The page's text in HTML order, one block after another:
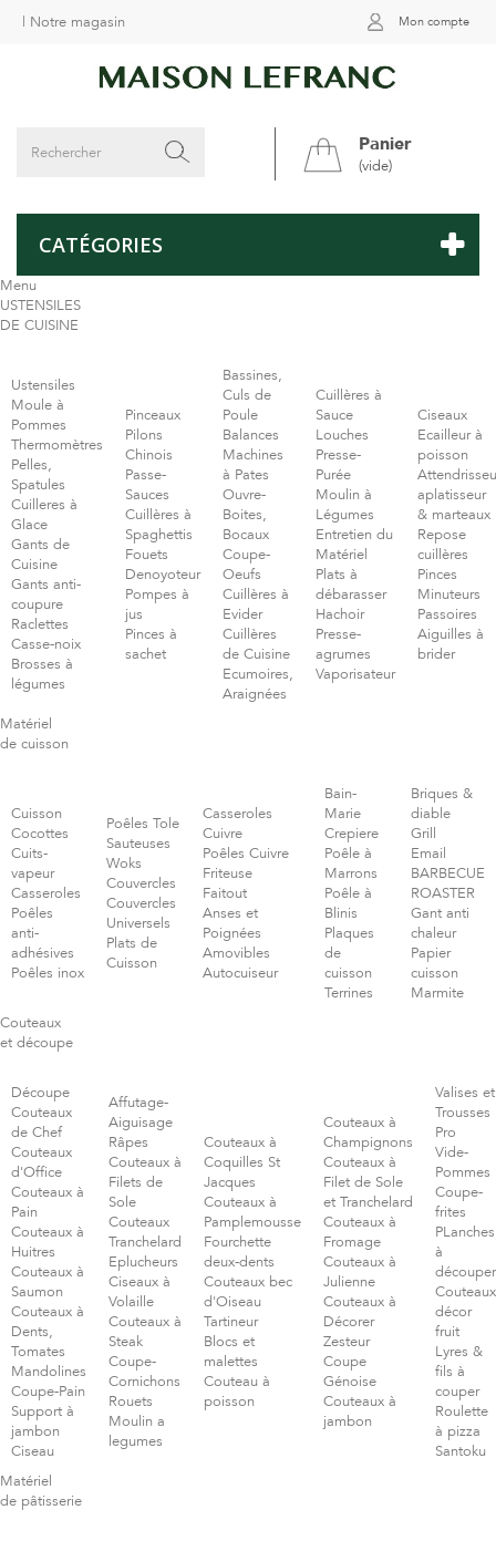
Mon compte
Notre magasin
Panier
(vide)
CATÉGORIES
Menu
USTENSILES
DE CUISINE
Ustensiles
Moule à
Pommes
Thermomètres
Pelles,
Spatules
Cuilleres à
Glace
Gants de
Cuisine
Gants anti-
coupure
Raclettes
Casse-noix
Brosses à
légumes
Pinceaux
Pilons
Chinois
Passe-
Sauces
Cuillères à
Spaghettis
Fouets
Denoyoteur
Pompes à
jus
Pinces à
sachet
Bassines,
Culs de
Poule
Balances
Machines
à Pates
Ouvre-
Boites,
Bocaux
Coupe-
Oeufs
Cuillères à
Evider
Cuillères
de Cuisine
Ecumoires,
Araignées
Cuillères à
Sauce
Louches
Presse-
Purée
Moulin à
Légumes
Entretien du
Matériel
Plats à
débarasser
Hachoir
Presse-
agrumes
Vaporisateur
Ciseaux
Ecailleur à
poisson
aplatisseur
& marteaux
Repose
cuillères
Pinces
Minuteurs
Passoires
Aiguilles à
brider
Matériel
de cuisson
Cuisson
Cocottes
Cuits-
vapeur
Casseroles
Poêles
anti-
adhésives
Poêles inox
Poêles Tole
Sauteuses
Woks
Couvercles
Couvercles
Universels
Plats de
Cuisson
Casseroles
Cuivre
Poêles Cuivre
Friteuse
Faitout
Anses et
Poignées
Amovibles
Autocuiseur
Bain-
Marie
Crepiere
Poêle à
Marrons
Poêle à
Blinis
Plaques
de
cuisson
Terrines
Briques &
diable
Grill
Email
BARBECUE
ROASTER
Gant anti
chaleur
Papier
cuisson
Marmite
Couteaux
et découpe
Découpe
Couteaux
de Chef
Couteaux
d'Office
Couteaux à
Pain
Couteaux à
Huitres
Couteaux à
Saumon
Couteaux à
Dents,
Tomates
Mandolines
Coupe-Pain
Support à
jambon
Ciseau
Affutage-
Aiguisage
Râpes
Couteaux à
Filets de
Sole
Couteaux
Tranchelard
Eplucheurs
Ciseaux à
Volaille
Couteaux à
Steak
Coupe-
Cornichons
Rouets
Moulin a
legumes
Couteaux à
Coquilles St
Jacques
Couteaux à
Pamplemousse
Fourchette
deux-dents
Couteaux bec
d'Oiseau
Tartineur
Blocs et
malettes
Couteau à
poisson
Couteaux à
Champignons
Couteaux à
Filet de Sole
et Tranchelard
Couteaux à
Fromage
Couteaux à
Julienne
Couteaux à
Décorer
Zesteur
Coupe
Génoise
Couteaux à
jambon
Valises et
Trousses
Pro
Vide-
Pommes
Coupe-
frites
PLanches
à
découper
Couteaux
décor
fruit
Lyres &
fils à
couper
Roulette
à pizza
Santoku
Matériel
de pâtisserie